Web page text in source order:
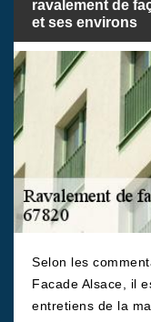
ravalement de
et ses environs
Selon les
Facade Alsace, il
entretiens de la